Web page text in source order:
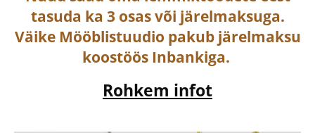
tasuda ka 3 osas või järelmaksuga.
Väike Mööblistuudio pakub järelmaksu
koostöös Inbankiga.
Rohkem infot